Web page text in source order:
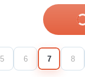
5 6 7 8